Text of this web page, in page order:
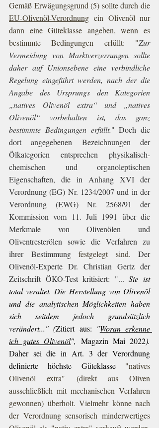
EU-Olivenöl-Verordnung ein Olivenöl nur
dann eine Güteklasse angeben, wenn es
bestimmte Bedingungen erfüllt: "Zur
Vermeidung von Marktverzerrungen sollte
daher auf Unionsebene eine verbindliche
Regelung eingeführt werden, nach der die
Angabe des Ursprungs den Kategorien
„natives Olivenöl extra“ und „natives
Olivenöl“ vorbehalten ist, das ganz
bestimmte Bedingungen erfüllt." Doch die
dort angegebenen Bezeichnungen der
Ölkategorien entsprechen physikalisch-
chemischen und organoleptischen
Eigenschaften, die in Anhang XVI der
Verordnung (EG) Nr. 1234/2007 und in der
Verordnung (EWG) Nr. 2568/91 der
Kommission vom 11. Juli 1991 über die
Merkmale von Olivenölen und
Oliventresterölen sowie die Verfahren zu
ihrer Bestimmung festgelegt sind. Der
Olivenöl-Experte Dr. Christian Gertz der
Zeitschrift ÖKO-Test kritisiert: "... Sie ist
total veraltet. Die Herstellung von Olivenöl
und die analytischen Möglichkeiten haben
sich seitdem jedoch grundsätzlich
verändert..." (Zitiert aus: "Woran erkenne
ich gutes Olivenöl", Magazin Mai 2022
Daher sei die in Art. 3 der Verordnung
definierte höchste Güteklasse "natives
Olivenöl extra" (direkt aus Oliven
ausschließlich mit mechanischen Verfahren
gewonnen) überholt. Vielmehr könne nach
der Verordnung sensorisch minderwertiges